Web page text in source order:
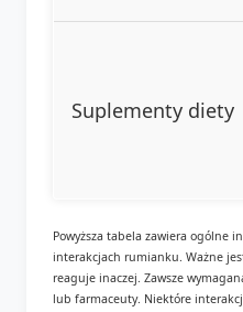
Suplementy diety
Powyższa tabela zawiera ogólne
interakcjach rumianku. Ważne
reaguje inaczej. Zawsze
lub farmaceuty. Niektóre